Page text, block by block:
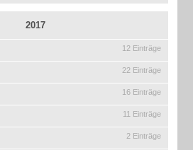
2017
12 Einträge
22 Einträge
16 Einträge
11 Einträge
2 Einträge